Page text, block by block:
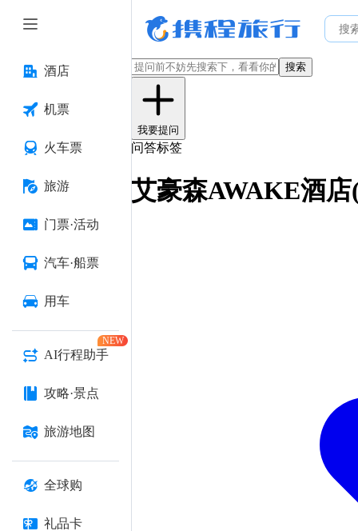
酒店
机票
火车票
旅游
门票·活动
汽车·船票
用车
AI行程助手
NEW
攻略·景点
旅游地图
全球购
礼品卡
搜索
我要提问
问答标签
艾豪森AWAKE酒